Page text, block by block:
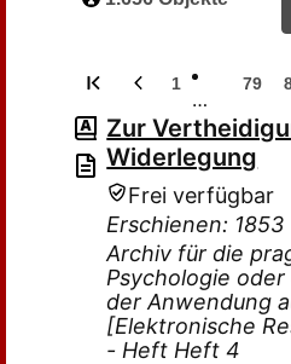
1
…
79
Zur
Widerlegung
Frei verfügbar
Erschienen: 1853
Archiv für die
Psychologie
der Anwendung
[Elektronische
- Heft Heft 4